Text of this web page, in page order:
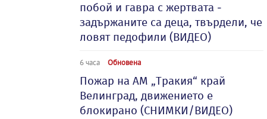
побой и гавра с жертвата -
задържаните са деца, твърдели, че
ловят педофили (ВИДЕО)
6 часа Обновена
Пожар на АМ „Тракия“ край
Велинград, движението е
блокирано (СНИМКИ/ВИДЕО)